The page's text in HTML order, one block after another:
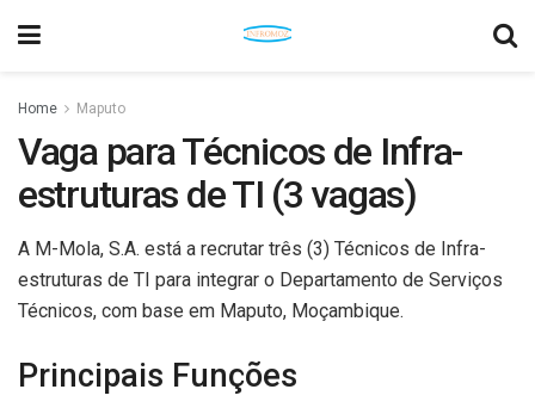
Home Maputo
Vaga para Técnicos de Infra-
estruturas de TI (3 vagas)
A M-Mola, S.A. está a recrutar três (3) Técnicos de Infra-
estruturas de TI para integrar o Departamento de Serviços
Técnicos, com base em Maputo, Moçambique.
Principais Funções